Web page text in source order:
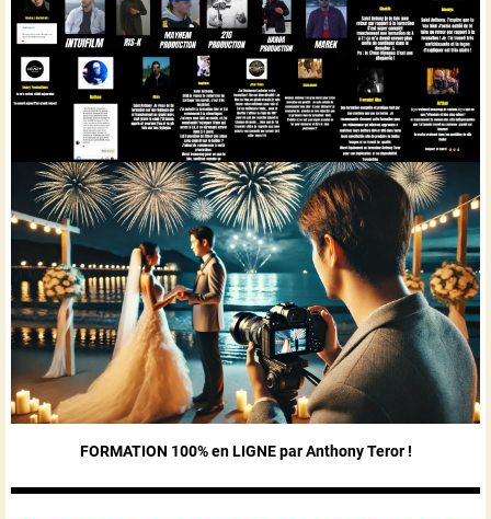
FORMATION 100% en LIGNE par Anthony Teror !